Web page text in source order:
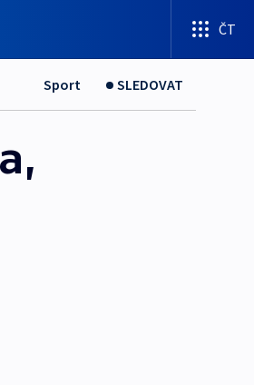
ČT
Sport SLEDOVAT